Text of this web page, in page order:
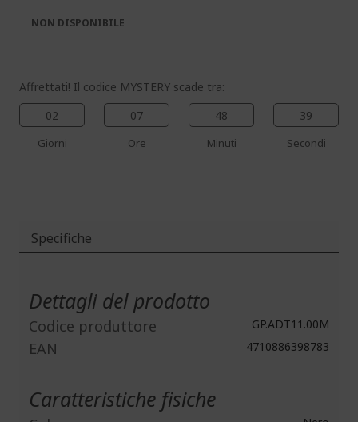
immagini
immagini
Affrettati! Il codice MYSTERY scade tra:
02
Giorni
07
Ore
48
Minuti
39
Secondi
NON DISPONIBILE
Specifiche
Dettagli del prodotto
Codice produttore GP.ADT11.00M
EAN 4710886398783
Caratteristiche fisiche